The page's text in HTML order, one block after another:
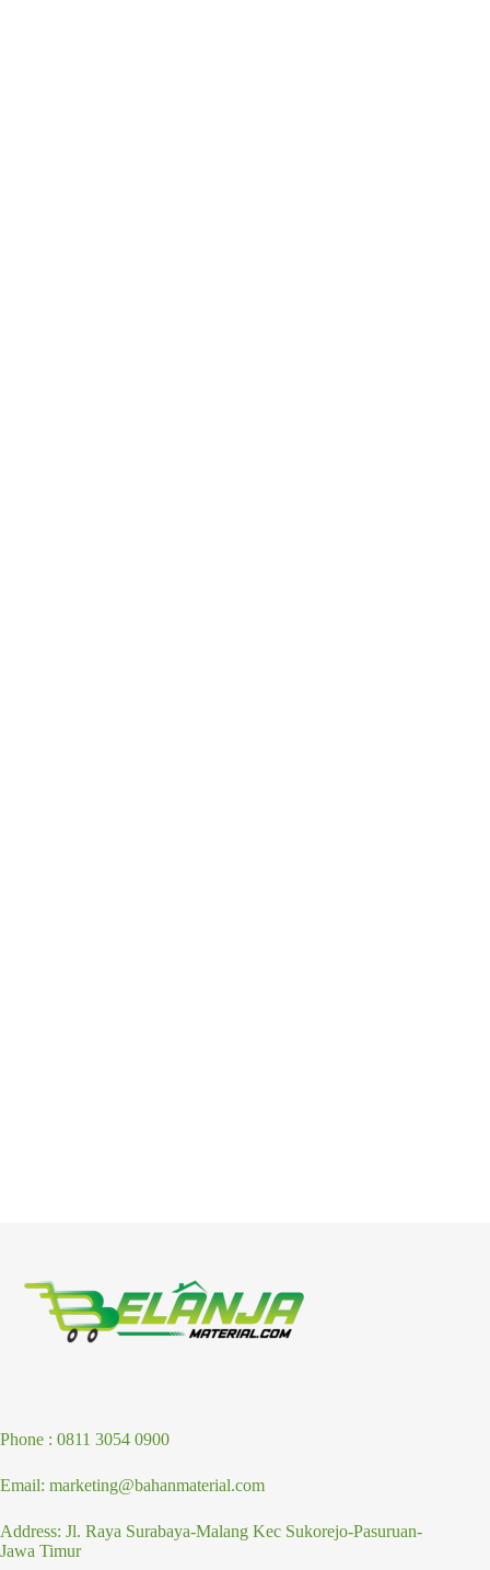
Phone : 0811 3054 0900
Email: marketing@bahanmaterial.com
Address: Jl. Raya Surabaya-Malang Kec Sukorejo-Pasuruan-
Jawa Timur